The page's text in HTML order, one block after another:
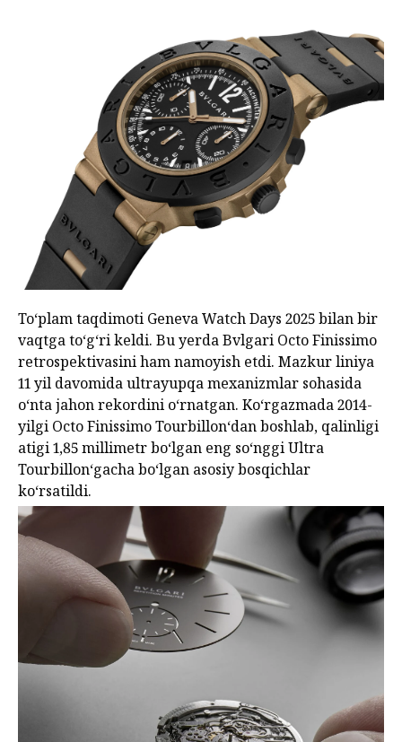
To‘plam taqdimoti Geneva Watch Days 2025 bilan bir
vaqtga to‘g‘ri keldi. Bu yerda Bvlgari Octo Finissimo
retrospektivasini ham namoyish etdi. Mazkur liniya
11 yil davomida ultrayupqa mexanizmlar sohasida
o‘nta jahon rekordini o‘rnatgan. Ko‘rgazmada 2014-
yilgi Octo Finissimo Tourbillon‘dan boshlab, qalinligi
atigi 1,85 millimetr bo‘lgan eng so‘nggi Ultra
Tourbillon‘gacha bo‘lgan asosiy bosqichlar
ko‘rsatildi.